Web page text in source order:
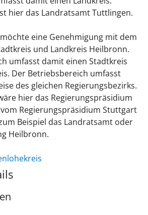
hier das Landratsamt Tuttlingen.
eine Genehmigung mit dem
und Landkreis Heilbronn.
umfasst damit einen Stadtkreis
Der Betriebsbereich umfasst
des gleichen Regierungsbezirks.
hier das Regierungspräsidium
Regierungspräsidium Stuttgart
Beispiel das Landratsamt oder
Heilbronn.